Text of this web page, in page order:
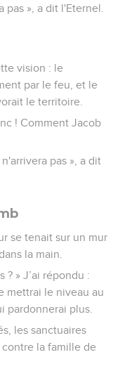
pas », a dit l'Eternel.
vision : le
par le feu, et le
le territoire.
! Comment Jacob
pas », a dit
se tenait sur un mur
la main.
? » J’ai répondu :
mettrai le niveau au
pardonnerai plus.
les sanctuaires
la famille de